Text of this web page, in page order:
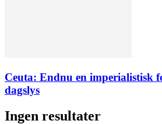
Ceuta: Endnu en imperialistisk
dagslys
Ingen resultater